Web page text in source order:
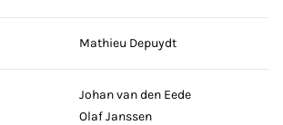
Mathieu Depuydt
Johan van den Eede
Olaf Janssen